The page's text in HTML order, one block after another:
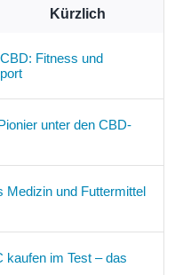
Kürzlich
Fitness und
unter den CBD-
Medizin und Futtermittel
kaufen im Test – das